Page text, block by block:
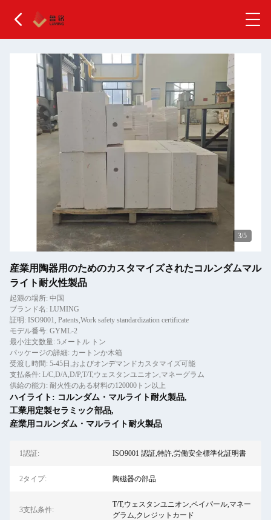
4/5
産業用陶器用のためのカスタマイズされたコルンダムマル
ライト耐火性製品
起源の場所: 中国
ブランド名: LUMING
証明: ISO9001, Patents,Work safety standardization certificate
モデル番号: GYML-2
最小注文数量: 5メートル トン
パッケージの詳細: カートンか木箱
受渡し時間: 5-45日,およびオンデマンドカスタマイズ可能
支払条件: L/C,D/A,D/P,T/T,ウェスタンユニオン,マネーグラム
供給の能力: 耐火性のある材料の120000トン以上
ハイライト: コルンダム・マルライト耐火製品,
工業用定製セラミック部品,
産業用コルンダム・マルライト耐火製品
1認証: ISO9001 認証,特許,労働安全標準化証明書
2タイプ: 陶磁器の部品
3支払条件:
T/T,ウェスタンユニオン,ペイパール,マネー
グラム,クレジットカード